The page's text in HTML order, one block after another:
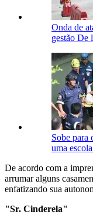
Onda de
gestão De
Sobe para
uma
De acordo com a
arrumar alguns
enfatizando sua
"Sr. Cinderela"